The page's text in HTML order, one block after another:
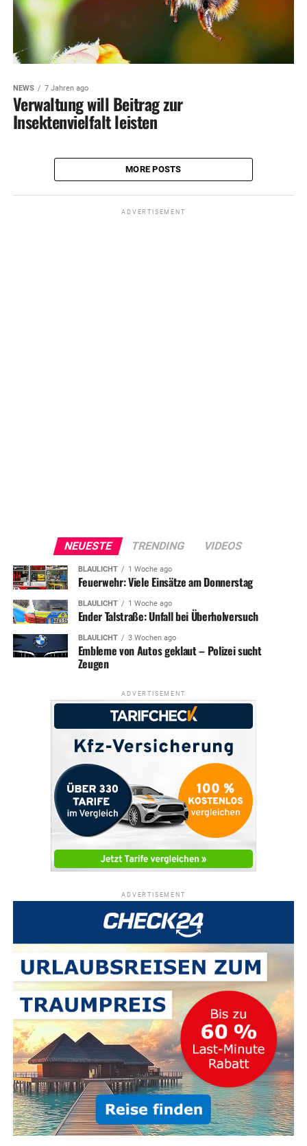
NEWS 7 Jahren ago
Verwaltung will Beitrag zur
Insektenvielfalt leisten
MORE POSTS
ADVERTISEMENT
NEUESTE TRENDING VIDEOS
BLAULICHT 1 Woche ago
Feuerwehr: Viele Einsätze am Donnerstag
BLAULICHT 1 Woche ago
Ender Talstraße: Unfall bei Überholversuch
BLAULICHT 3 Wochen ago
Embleme von Autos geklaut – Polizei sucht
Zeugen
ADVERTISEMENT
ADVERTISEMENT